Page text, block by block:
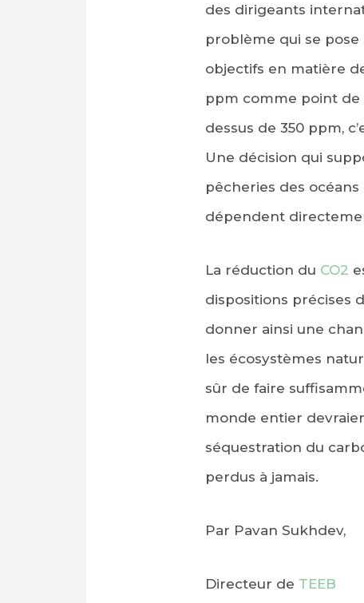
des dirigeants
problème qui se pose
objectifs en matière
ppm comme point de
dessus de 350 ppm,
Une décision qui
pêcheries des
dépendent
La réduction du CO2
dispositions précises
donner ainsi une
les écosystèmes
sûr de faire
monde entier
séquestration du
perdus à jamais.
Par Pavan Sukhdev,
Directeur de TEEB